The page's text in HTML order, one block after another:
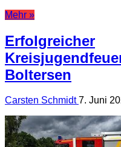
Mehr »
Erfolgreicher
Boltersen
Carsten Schmidt7. Juni